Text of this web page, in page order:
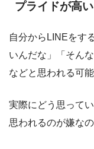
プライドが高い
自分からLINEをす
いんだな」「そん
などと思われる可
実際にどう思って
思われるのが嫌なの